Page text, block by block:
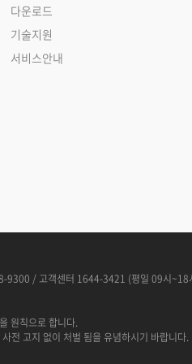
다운로드
기술지원
서비스안내
9300 / 고객센터 1644-3421 (평일 09시~18
원칙으로 합니다.
전 고지 없이 처벌 됨을 유념하시기 바랍니다.